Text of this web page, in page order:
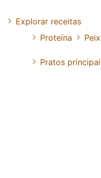
Explorar receitas
Proteína
Pratos